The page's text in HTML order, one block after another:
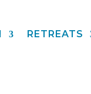
RETREATS